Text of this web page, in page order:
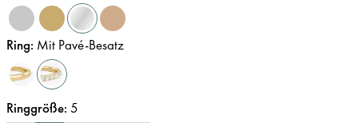
Ring: Mit Pavé-Besatz
Ringgröße: 5